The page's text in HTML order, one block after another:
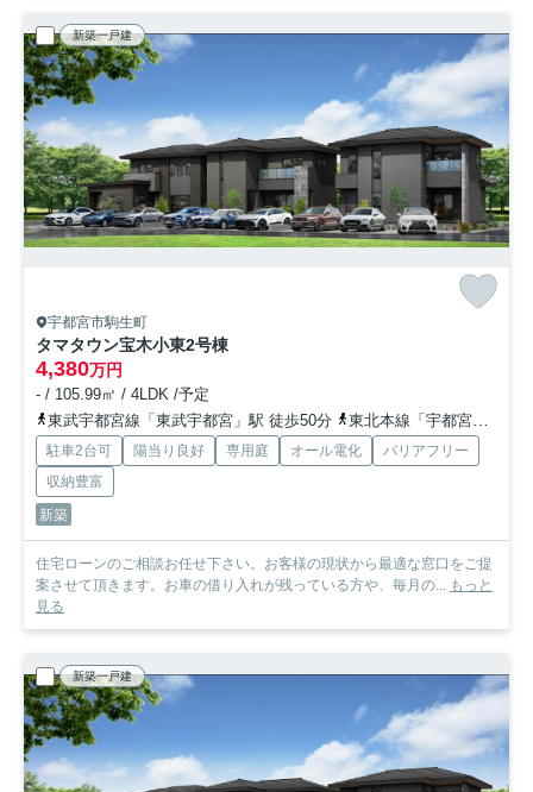
新築一戸建
宇都宮市駒生町
タマタウン宝木小東2号棟
4,380万円
- / 105.99㎡ / 4LDK /予定
東武宇都宮線「東武宇都宮」駅 徒歩50分
東北本線「宇都宮」駅 徒歩68分
駐車2台可 陽当り良好 専用庭 オール電化
バリアフリー
収納豊富
新築
住宅ローンのご相談お任せ下さい。お客様の現状から最適な窓口をご提
案させて頂きます。お車の借り入れが残っている方や、毎月の... もっと
見る
新築一戸建